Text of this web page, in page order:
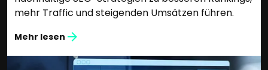
mehr Traffic und steigenden Umsätzen führen.
Mehr lesen